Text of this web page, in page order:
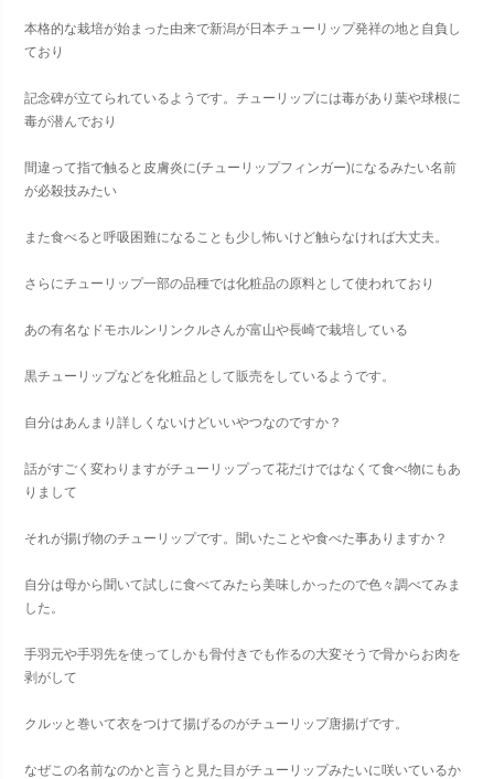
本格的な栽培が始まった由来で新潟が日本チューリップ発祥の地と自負し
ており
記念碑が立てられているようです。チューリップには毒があり葉や球根に
毒が潜んでおり
間違って指で触ると皮膚炎に(チューリップフィンガー)になるみたい名前
が必殺技みたい
また食べると呼吸困難になることも少し怖いけど触らなければ大丈夫。
さらにチューリップ一部の品種では化粧品の原料として使われており
あの有名なドモホルンリンクルさんが富山や長崎で栽培している
黒チューリップなどを化粧品として販売をしているようです。
自分はあんまり詳しくないけどいいやつなのですか？
話がすごく変わりますがチューリップって花だけではなくて食べ物にもあ
りまして
それが揚げ物のチューリップです。聞いたことや食べた事ありますか？
自分は母から聞いて試しに食べてみたら美味しかったので色々調べてみま
した。
手羽元や手羽先を使ってしかも骨付きでも作るの大変そうで骨からお肉を
剥がして
クルッと巻いて衣をつけて揚げるのがチューリップ唐揚げです。
なぜこの名前なのかと言うと見た目がチューリップみたいに咲いているか